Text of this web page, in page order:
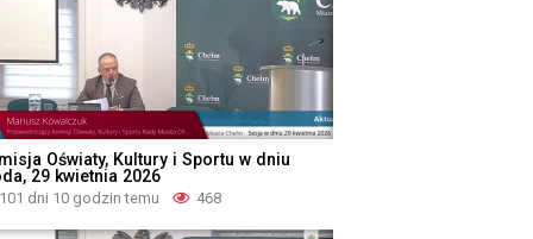
Oświaty, Kultury i Sportu w dniu
29 kwietnia 2026
101 dni 10 godzin temu 468